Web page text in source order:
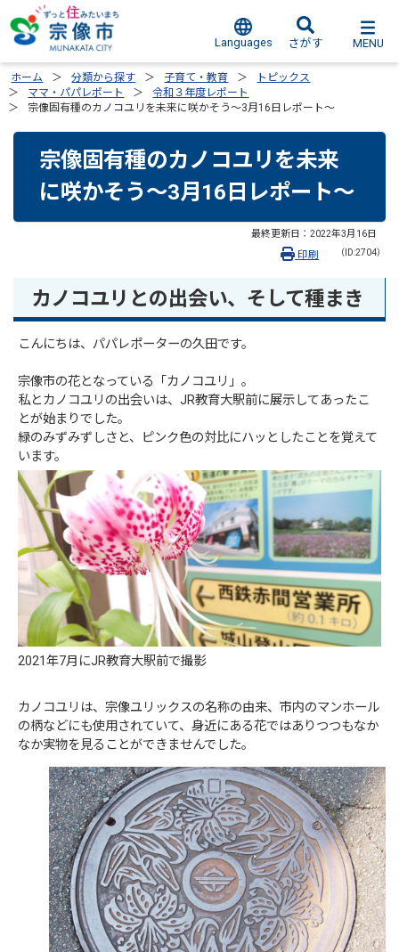
Languages さがす MENU
ホーム 分類から探す 子育て・教育
トピックス
ママ・パパレポート
令和３年度レポート
宗像固有種のカノコユリを未来に咲かそう～3月16日レポート～
宗像固有種のカノコユリを未来
に咲かそう～3月16日レポート～
最終更新日： 2022年3月16日
（ID:2704）
印刷
カノコユリとの出会い、そして種まき
こんにちは、パパレポーターの久田です。
宗像市の花となっている「カノコユリ」。
私とカノコユリの出会いは、JR教育大駅前に展示してあったこ
とが始まりでした。
緑のみずみずしさと、ピンク色の対比にハッとしたことを覚えて
います。
2021年7月にJR教育大駅前で撮影
カノコユリは、宗像ユリックスの名称の由来、市内のマンホール
の柄などにも使用されていて、身近にある花ではありつつもなか
なか実物を見ることができませんでした。